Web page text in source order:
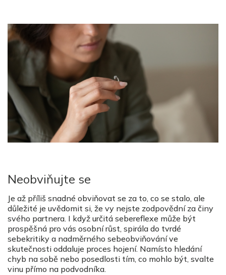
Neobviňujte se
Je až příliš snadné obviňovat se za to, co se stalo, ale
důležité je uvědomit si, že vy nejste zodpovědní za činy
svého partnera. I když určitá sebereflexe může být
prospěšná pro vás osobní růst, spirála do tvrdé
sebekritiky a nadměrného sebeobviňování ve
skutečnosti oddaluje proces hojení. Namísto hledání
chyb na sobě nebo posedlosti tím, co mohlo být, svalte
vinu přímo na podvodníka.